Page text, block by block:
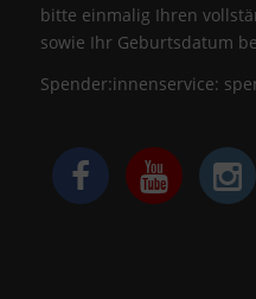
bitte einmalig Ihren
sowie Ihr Geburtsdatum
Spender:innenservice: